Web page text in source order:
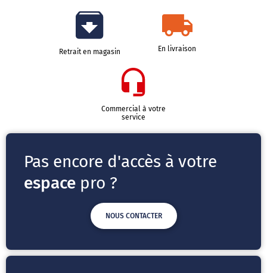
Retrait en magasin En livraison
Commercial à votre
service
Pas encore d'accès à votre
espace pro ?
NOUS CONTACTER